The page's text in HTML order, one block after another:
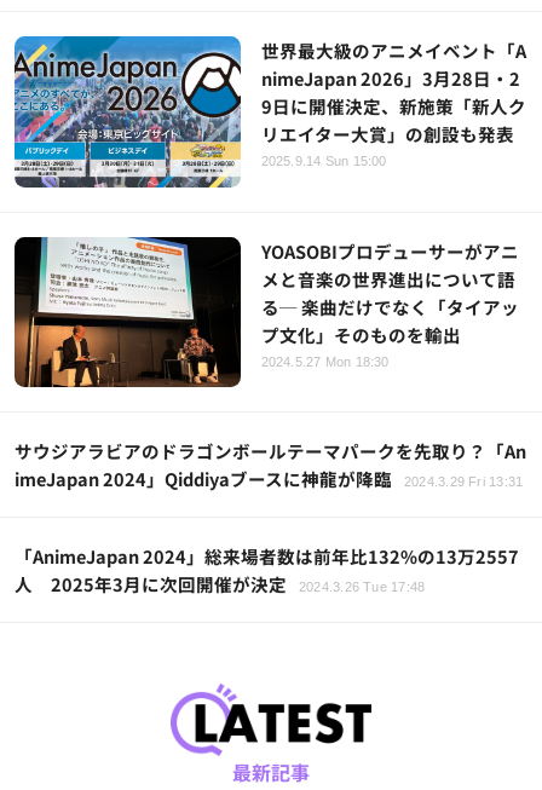
世界最大級のアニメイベント「A
nimeJapan 2026」3月28日・2
9日に開催決定、新施策「新人ク
リエイター大賞」の創設も発表
2025.9.14 Sun 15:00
YOASOBIプロデューサーがアニ
メと音楽の世界進出について語
る─ 楽曲だけでなく「タイアッ
プ文化」そのものを輸出
2024.5.27 Mon 18:30
サウジアラビアのドラゴンボールテーマパークを先取り？「An
imeJapan 2024」Qiddiyaブースに神龍が降臨
2024.3.29 Fri 13:31
「AnimeJapan 2024」総来場者数は前年比132%の13万2557
人 2025年3月に次回開催が決定
2024.3.26 Tue 17:48
最新記事